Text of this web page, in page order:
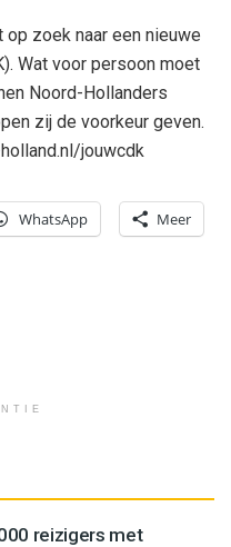
zoek naar een nieuwe
Wat voor persoon moet
Noord-Hollanders
zij de voorkeur geven.
jouwcdk
WhatsApp Meer
reizigers met